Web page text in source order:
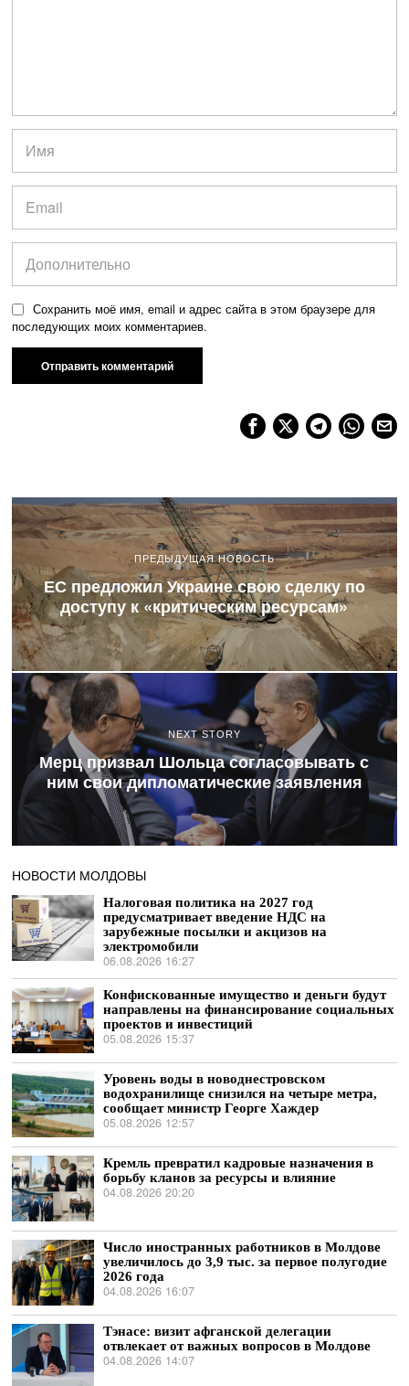
Сохранить моё имя, email и адрес сайта в этом браузере для
последующих моих комментариев.
ПРЕДЫДУЩАЯ НОВОСТЬ
ЕС предложил Украине свою сделку по
доступу к «критическим ресурсам»
NEXT STORY
Мерц призвал Шольца согласовывать с
ним свои дипломатические заявления
НОВОСТИ МОЛДОВЫ
Налоговая политика на 2027 год
предусматривает введение НДС на
зарубежные посылки и акцизов на
электромобили
06.08.2026 16:27
Конфискованные имущество и деньги будут
направлены на финансирование социальных
проектов и инвестиций
05.08.2026 15:37
Уровень воды в новоднестровском
водохранилище снизился на четыре метра,
сообщает министр Георге Хаждер
05.08.2026 12:57
Кремль превратил кадровые назначения в
борьбу кланов за ресурсы и влияние
04.08.2026 20:20
Число иностранных работников в Молдове
увеличилось до 3,9 тыс. за первое полугодие
2026 года
04.08.2026 16:07
Тэнасе: визит афганской делегации
отвлекает от важных вопросов в Молдове
04.08.2026 14:07